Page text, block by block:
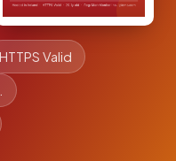
HTTPS Valid